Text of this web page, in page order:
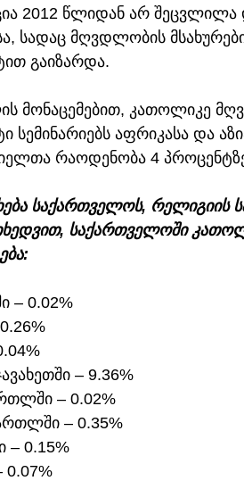
2012 წლიდან არ
სადაც მღვდლობის
გაიზარდა.
მონაცემებით, კათოლიკე
სემინარიებს აფრიკასა და
რაოდენობა 4
საქართველოს, რელიგიის
საქართველოში
– 0.02%
– 9.36%
– 0.02%
– 0.35%
– 0.15%
0.07%